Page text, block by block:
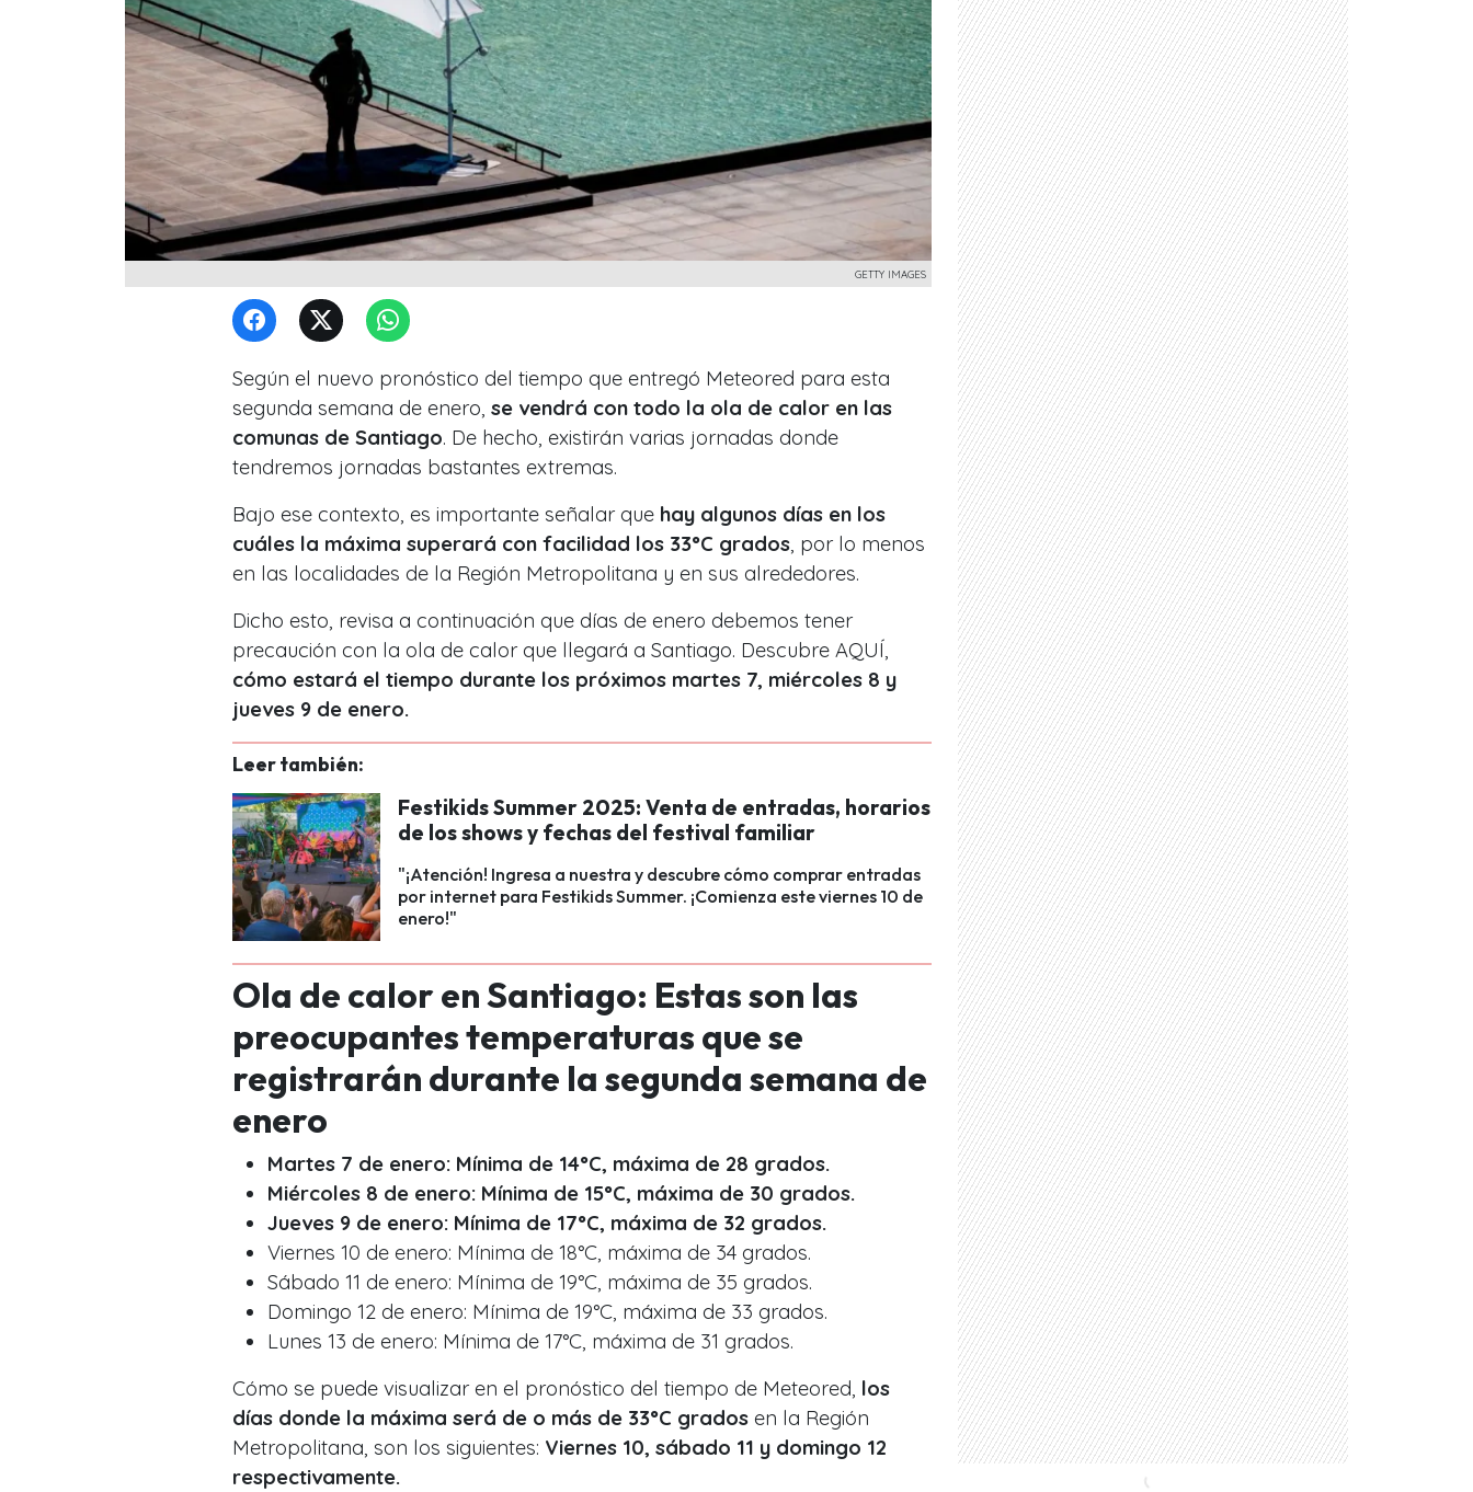
GETTY IMAGES
Según el nuevo pronóstico del tiempo que entregó Meteored para esta
segunda semana de enero, se vendrá con todo la ola de calor en las
comunas de Santiago. De hecho, existirán varias jornadas donde
tendremos jornadas bastantes extremas.
Bajo ese contexto, es importante señalar que hay algunos días en los
cuáles la máxima superará con facilidad los 33°C grados , por lo menos
en las localidades de la Región Metropolitana y en sus alrededores.
Dicho esto, revisa a continuación que días de enero debemos tener
precaución con la ola de calor que llegará a Santiago. Descubre AQUÍ,
cómo estará el tiempo durante los próximos martes 7, miércoles 8 y
jueves 9 de enero.
Leer también:
Festikids Summer 2025: Venta de entradas, horarios
de los shows y fechas del festival familiar
"¡Atención! Ingresa a nuestra y descubre cómo comprar entradas
por internet para Festikids Summer. ¡Comienza este viernes 10 de
enero!"
Ola de calor en Santiago: Estas son las
preocupantes temperaturas que se
registrarán durante la segunda semana de
enero
Martes 7 de enero: Mínima de 14°C, máxima de 28 grados.
Miércoles 8 de enero: Mínima de 15°C, máxima de 30 grados.
Jueves 9 de enero: Mínima de 17°C, máxima de 32 grados.
Viernes 10 de enero: Mínima de 18°C, máxima de 34 grados.
Sábado 11 de enero: Mínima de 19°C, máxima de 35 grados.
Domingo 12 de enero: Mínima de 19°C, máxima de 33 grados.
Lunes 13 de enero: Mínima de 17°C, máxima de 31 grados.
Cómo se puede visualizar en el pronóstico del tiempo de Meteored, los
días donde la máxima será de o más de 33°C grados en la Región
Metropolitana, son los siguientes: Viernes 10, sábado 11 y domingo 12
respectivamente.